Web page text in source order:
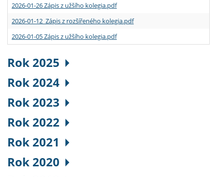
2026-01-26 Zápis z užšího kolegia.pdf
2026-01-12 Zápis z rozšířeného kolegia.pdf
2026-01-05 Zápis z užšího kolegia.pdf
Rok 2025
Rok 2024
Rok 2023
Rok 2022
Rok 2021
Rok 2020